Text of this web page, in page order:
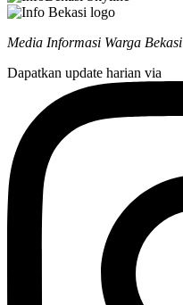
Media Informasi Warga Bekasi
Dapatkan update harian via